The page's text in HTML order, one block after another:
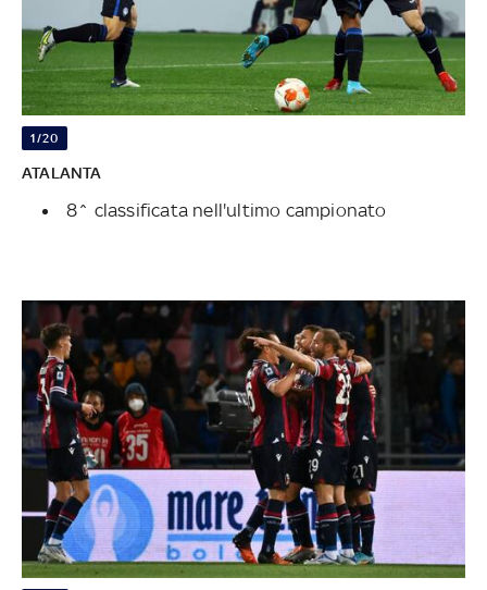
1/20
ATALANTA
8^ classificata nell'ultimo campionato